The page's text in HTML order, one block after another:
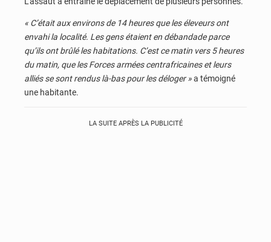
« C’était aux environs de 14 heures que les éleveurs ont
envahi la localité. Les gens étaient en débandade parce
qu’ils ont brûlé les habitations. C’est ce matin vers 5 heures
du matin, que les Forces armées centrafricaines et leurs
alliés se sont rendus là-bas pour les déloger »a témoigné
une habitante.
LA SUITE APRÈS LA PUBLICITÉ